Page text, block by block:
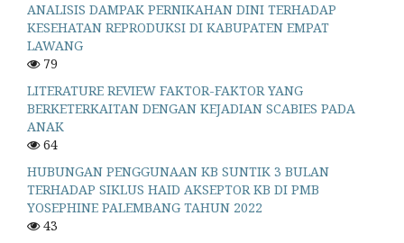
ANALISIS DAMPAK PERNIKAHAN DINI TERHADAP
KESEHATAN REPRODUKSI DI KABUPATEN EMPAT
LAWANG
79
LITERATURE REVIEW FAKTOR-FAKTOR YANG
BERKETERKAITAN DENGAN KEJADIAN SCABIES PADA
ANAK
64
HUBUNGAN PENGGUNAAN KB SUNTIK 3 BULAN
TERHADAP SIKLUS HAID AKSEPTOR KB DI PMB
YOSEPHINE PALEMBANG TAHUN 2022
43